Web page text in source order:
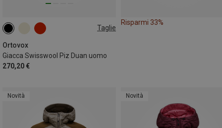
Taglie
Ortovox
Giacca Swisswool Piz Duan uomo
270,20 €
M
Risparmi 33%
Novità Novità